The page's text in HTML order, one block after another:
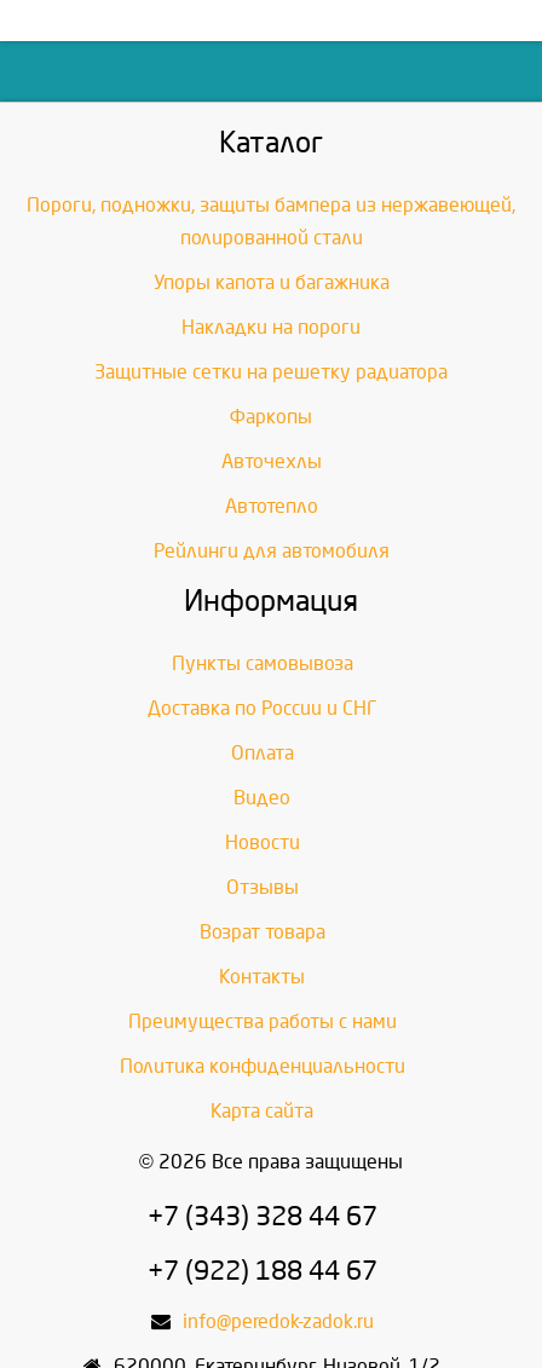
Каталог
Пороги, подножки, защиты бампера из нержавеющей,
полированной стали
Упоры капота и багажника
Накладки на пороги
Защитные сетки на решетку радиатора
Фаркопы
Авточехлы
Автотепло
Рейлинги для автомобиля
Информация
Пункты самовывоза
Доставка по России и СНГ
Оплата
Видео
Новости
Отзывы
Возрат товара
Контакты
Преимущества работы с нами
Политика конфиденциальности
Карта сайта
© 2026 Все права защищены
+7 (343) 328 44 67
+7 (922) 188 44 67
info@peredok-zadok.ru